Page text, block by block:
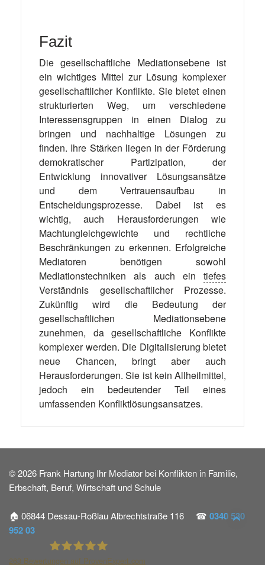
Fazit
Die gesellschaftliche Mediationsebene ist
ein wichtiges Mittel zur Lösung komplexer
gesellschaftlicher Konflikte. Sie bietet einen
strukturierten Weg, um verschiedene
Interessensgruppen in einen Dialog zu
bringen und nachhaltige Lösungen zu
finden. Ihre Stärken liegen in der Förderung
demokratischer Partizipation, der
Entwicklung innovativer Lösungsansätze
und dem Vertrauensaufbau in
Entscheidungsprozesse. Dabei ist es
wichtig, auch Herausforderungen wie
Machtungleichgewichte und rechtliche
Beschränkungen zu erkennen. Erfolgreiche
Mediatoren benötigen sowohl
Mediationstechniken als auch ein tiefes
Verständnis gesellschaftlicher Prozesse.
Zukünftig wird die Bedeutung der
gesellschaftlichen Mediationsebene
zunehmen, da gesellschaftliche Konflikte
komplexer werden. Die Digitalisierung bietet
neue Chancen, bringt aber auch
Herausforderungen. Sie ist kein Allheilmittel,
jedoch ein bedeutender Teil eines
umfassenden Konfliktlösungsansatzes.
© 2026 Frank Hartung Ihr Mediator bei Konflikten in Familie,
Erbschaft, Beruf, Wirtschaft und Schule
🏠 06844 Dessau-Roßlau Albrechtstraße 116 ☎ 0340 530
952 03
263 Bewertungen auf ProvenExpert.com